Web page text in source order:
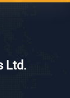
Ltd.